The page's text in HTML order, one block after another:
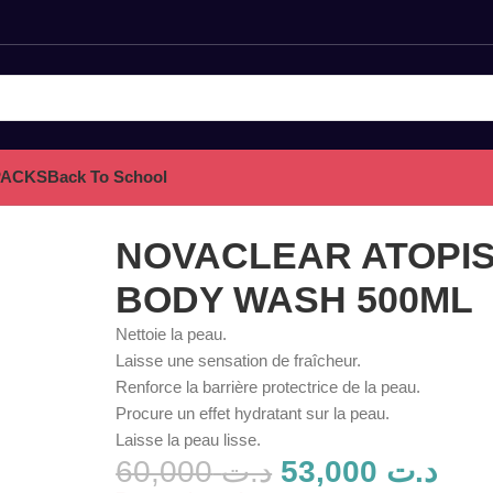
Back To School
NOVACLEAR
BODY WASH 500ML
Nettoie la peau.
Laisse une sensation de fraîcheur.
Renforce la barrière protectrice de la peau.
Procure un effet hydratant sur la peau.
Laisse la peau lisse.
د.ت60,000 د.ت